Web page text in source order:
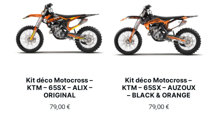
Kit déco Motocross –
KTM – 65SX – ALIX –
ORIGINAL
79,00 €
Kit déco Motocross –
KTM – 65SX – AUZOUX
– BLACK & ORANGE
79,00 €